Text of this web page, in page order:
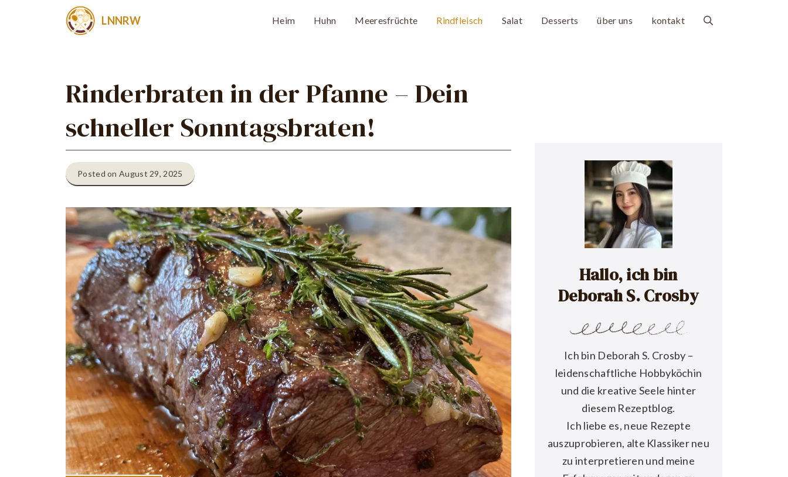
LNNRW Heim Huhn Meeresfrüchte Rindfleisch Salat Desserts über uns kontakt
Rinderbraten in der Pfanne – Dein
schneller Sonntagsbraten!
Posted on August 29, 2025
Hallo, ich bin
Deborah S. Crosby
Ich bin Deborah S. Crosby –
leidenschaftliche Hobbyköchin
und die kreative Seele hinter
diesem Rezeptblog.
Ich liebe es, neue Rezepte
auszuprobieren, alte Klassiker neu
zu interpretieren und meine